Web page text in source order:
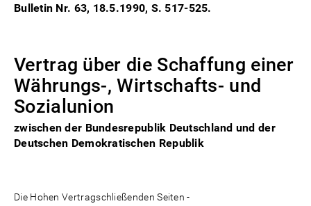
Bulletin Nr. 63, 18.5.1990, S. 517-525.
Vertrag über die Schaffung einer
Währungs-, Wirtschafts- und
Sozialunion
zwischen der Bundesrepublik Deutschland und der
Deutschen Demokratischen Republik
Die Hohen Vertragschließenden Seiten -